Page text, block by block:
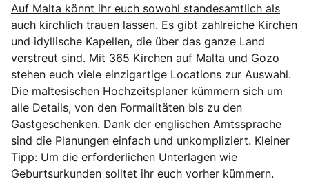
Auf Malta könnt ihr euch sowohl standesamtlich als
auch kirchlich trauen lassen. Es gibt zahlreiche Kirchen
und idyllische Kapellen, die über das ganze Land
verstreut sind. Mit 365 Kirchen auf Malta und Gozo
stehen euch viele einzigartige Locations zur Auswahl.
Die maltesischen Hochzeitsplaner kümmern sich um
alle Details, von den Formalitäten bis zu den
Gastgeschenken. Dank der englischen Amtssprache
sind die Planungen einfach und unkompliziert. Kleiner
Tipp: Um die erforderlichen Unterlagen wie
Geburtsurkunden solltet ihr euch vorher kümmern.